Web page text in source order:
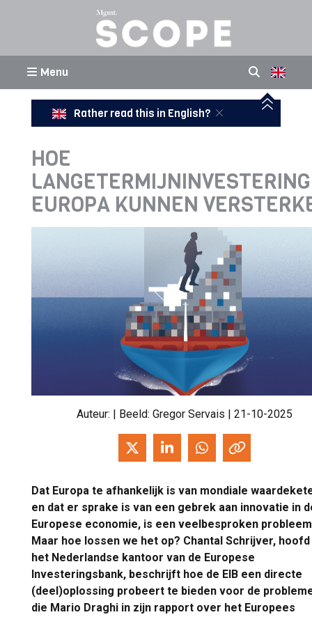
Menu
Rather read this in English?
HOE
EUROPA KUNNEN
Auteur: | Beeld: Gregor Servais | 21-10-2025
Dat Europa te afhankelijk is van mondiale
en dat er sprake is van een gebrek aan innovatie in
Europese economie, is een veelbesproken
Maar hoe lossen we het op? Chantal Schrijver, hoofd
het Nederlandse kantoor van de Europese
Investeringsbank, beschrijft hoe de EIB een directe
(deel)oplossing probeert te bieden voor de
die Mario Draghi in zijn rapport over het Europees